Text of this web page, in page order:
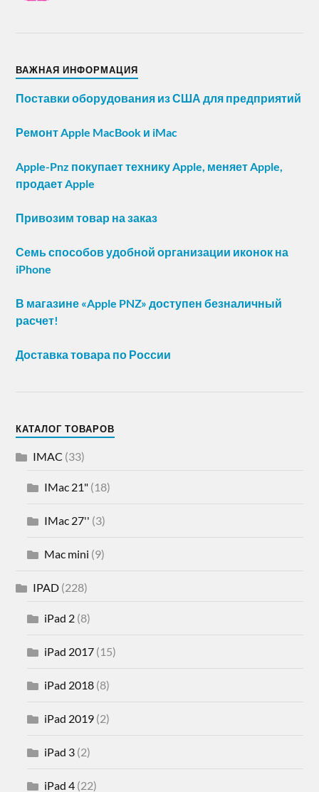
ВАЖНАЯ ИНФОРМАЦИЯ
Поставки оборудования из США для предприятий
Ремонт Apple MacBook и iMac
Apple-Pnz покупает технику Apple, меняет Apple,
продает Apple
Привозим товар на заказ
Семь способов удобной организации иконок на
iPhone
В магазине «Apple PNZ» доступен безналичный
расчет!
Доставка товара по России
КАТАЛОГ ТОВАРОВ
IMAC (33)
IMac 21" (18)
IMac 27'' (3)
Mac mini (9)
IPAD (228)
iPad 2 (8)
iPad 2017 (15)
iPad 2018 (8)
iPad 2019 (2)
iPad 3 (2)
iPad 4 (22)